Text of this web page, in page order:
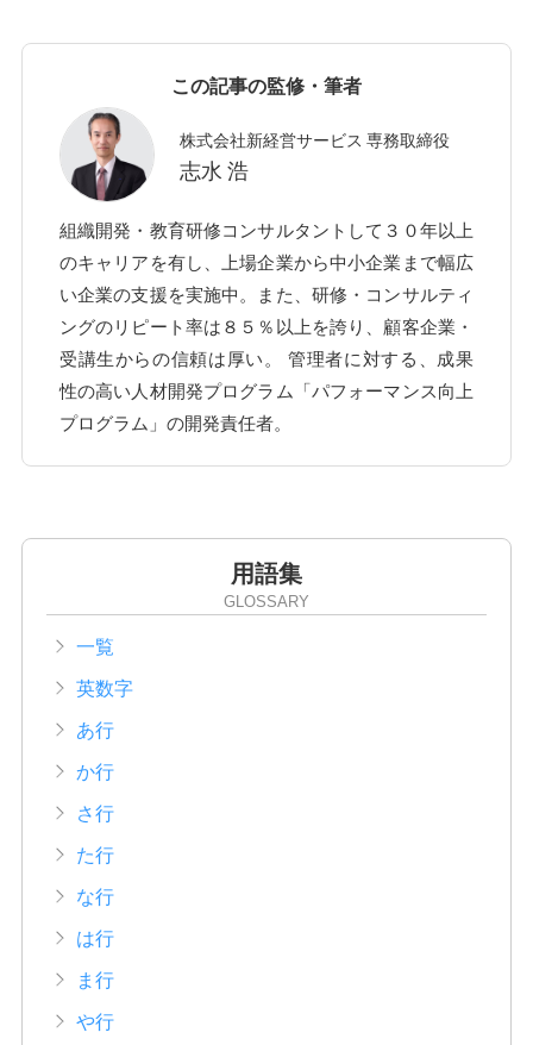
この記事の監修・筆者
株式会社新経営サービス 専務取締役
志水 浩
組織開発・教育研修コンサルタントして３０年以上
のキャリアを有し、上場企業から中小企業まで幅広
い企業の支援を実施中。また、研修・コンサルティ
ングのリピート率は８５％以上を誇り、顧客企業・
受講生からの信頼は厚い。 管理者に対する、成果
性の高い人材開発プログラム「パフォーマンス向上
プログラム」の開発責任者。
用語集
GLOSSARY
一覧
英数字
あ行
か行
さ行
た行
な行
は行
ま行
や行